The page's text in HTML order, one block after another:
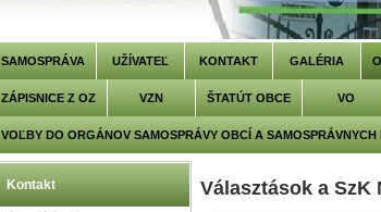
SAMOSPRÁVA UŽÍVATEĽ KONTAKT GALÉRIA
ZÁPISNICE Z OZ VZN ŠTATÚT OBCE VO
VOĽBY DO ORGÁNOV SAMOSPRÁVY OBCÍ A SAMOSPRÁVNYCH
Kontakt Választások a SzK